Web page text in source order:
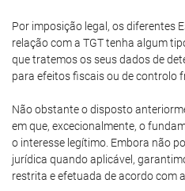
Por imposição legal, os diferentes
relação com a TGT tenha algum
que tratemos os seus dados de
para efeitos fiscais ou de controlo
Não obstante o disposto
em que, excecionalmente, o
o interesse legítimo. Embora não
jurídica quando aplicável,
restrita e efetuada de acordo com